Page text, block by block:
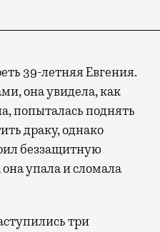
39-летняя Евгения.
она увидела, как
попыталась поднять
драку, однако
беззащитную
упала и сломала
три